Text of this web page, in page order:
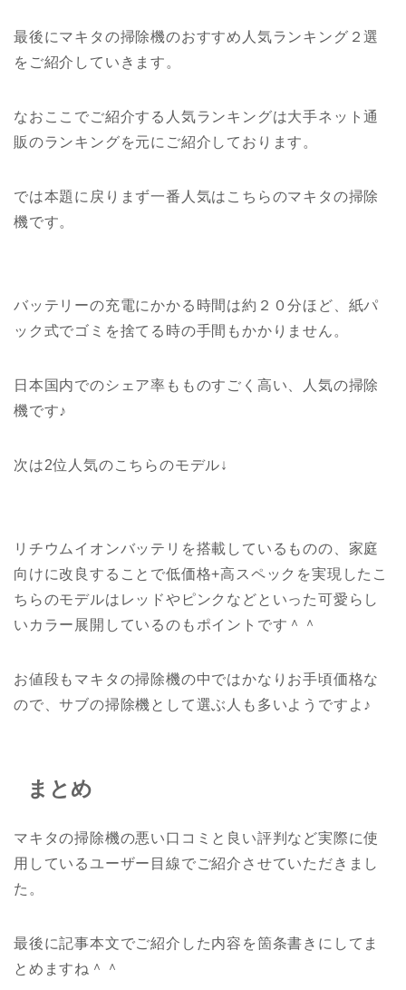
最後にマキタの掃除機のおすすめ人気ランキング２選
をご紹介していきます。
なおここでご紹介する人気ランキングは大手ネット通
販のランキングを元にご紹介しております。
では本題に戻りまず一番人気はこちらのマキタの掃除
機です。
バッテリーの充電にかかる時間は約２０分ほど、紙パ
ック式でゴミを捨てる時の手間もかかりません。
日本国内でのシェア率もものすごく高い、人気の掃除
機です♪
次は2位人気のこちらのモデル↓
リチウムイオンバッテリを搭載しているものの、家庭
向けに改良することで低価格+高スペックを実現したこ
ちらのモデルはレッドやピンクなどといった可愛らし
いカラー展開しているのもポイントです＾＾
お値段もマキタの掃除機の中ではかなりお手頃価格な
ので、サブの掃除機として選ぶ人も多いようですよ♪
まとめ
マキタの掃除機の悪い口コミと良い評判など実際に使
用しているユーザー目線でご紹介させていただきまし
た。
最後に記事本文でご紹介した内容を箇条書きにしてま
とめますね＾＾